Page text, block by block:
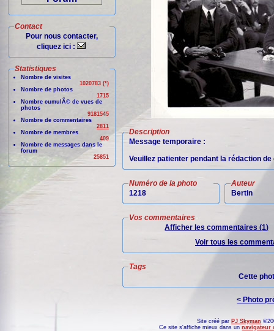
Contact
Pour nous contacter,
cliquez ici :
Statistiques
Nombre de visites
1020783 (*)
Nombre de photos
1715
Nombre cumulÃ© de vues de
photos
9181545
Nombre de commentaires
2811
Nombre de membres
409
Nombre de messages dans le
forum
25851
Description
Message temporaire :
Veuillez patienter pendant la rédaction
Numéro de la photo
1218
Auteur
Bertin
Vos commentaires
Afficher les commentaires (1)
Voir tous les
Tags
Cette
< Photo
Site créé par PJ Skyman
Ce site s'affiche mieux dans unnavigateur